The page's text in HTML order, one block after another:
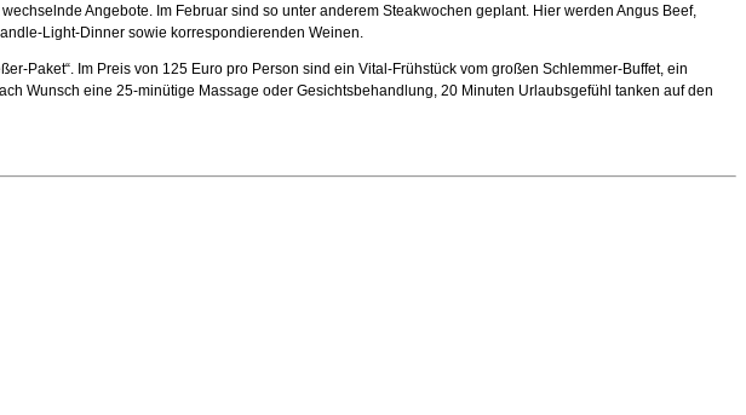
Angebote. Im Februar sind so unter anderem Steakwochen geplant. Hier werden Angus Beef,
Light-Dinner sowie korrespondierenden Weinen.
Paket“. Im Preis von 125 Euro pro Person sind ein Vital-Frühstück vom großen Schlemmer-Buffet, ein
Wunsch eine 25-minütige Massage oder Gesichtsbehandlung, 20 Minuten Urlaubsgefühl tanken auf den